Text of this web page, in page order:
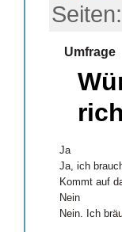
Seiten:
Umfrage
Ja
Ja, ich
Kommt auf
Nein
Nein. Ich